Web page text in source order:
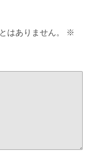
はありません。
※